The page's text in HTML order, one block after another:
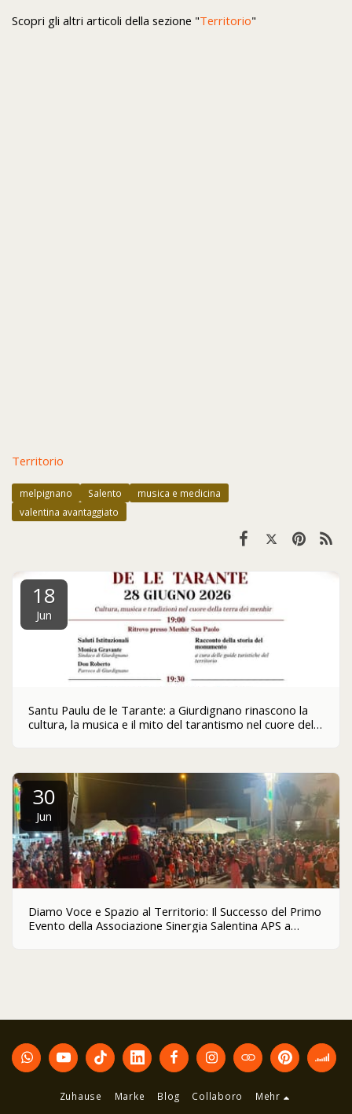
Scopri gli altri articoli della sezione "Territorio"
Territorio
melpignano Salento
musica e medicina
valentina avantaggiato
18
Jun
Santu Paulu de le Tarante: a Giurdignano rinascono la
cultura, la musica e il mito del tarantismo nel cuore del
30
Jun
Diamo Voce e Spazio al Territorio: Il Successo del Primo
Evento della Associazione Sinergia Salentina APS a
Zuhause Marke Blog Collaboro Mehr